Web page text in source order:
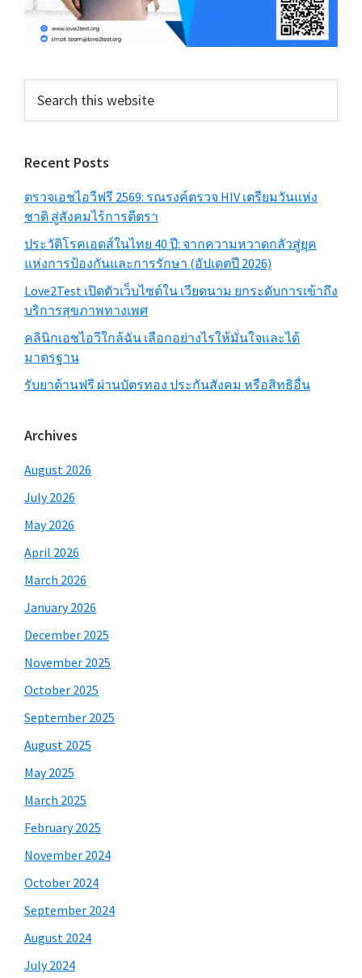
this
Recent Posts
ตรวจเอชไอวีฟรี 2569: รณรงค์ตรวจ HIV เตรียมวันแห่ง
ชาติ สู่สังคมไร้การตีตรา
ประวัติโรคเอดส์ในไทย 40 ปี: จากความหวาดกลัวสู่ยุค
แห่งการป้องกันและการรักษา (อัปเดตปี 2026)
Love2Test เปิดตัวเว็บไซต์ใน เวียดนาม ยกระดับการเข้าถึง
บริการสุขภาพทางเพศ
คลินิกเอชไอวีใกล้ฉัน เลือกอย่างไรให้มั่นใจและได้
มาตรฐาน
รับยาต้านฟรี ผ่านบัตรทอง ประกันสังคม หรือสิทธิอื่น
Archives
August 2026
July 2026
May 2026
April 2026
March 2026
January 2026
December 2025
November 2025
October 2025
September 2025
August 2025
May 2025
March 2025
February 2025
November 2024
October 2024
September 2024
August 2024
July 2024